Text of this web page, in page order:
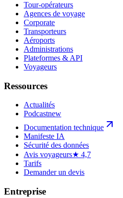
Tour-opérateurs
Agences de voyage
Corporate
Transporteurs
Aéroports
Administrations
Plateformes & API
Voyageurs
Ressources
Actualités
Podcastnew
Documentation technique
Manifeste IA
Sécurité des données
Avis voyageurs★ 4,7
Tarifs
Demander un devis
Entreprise